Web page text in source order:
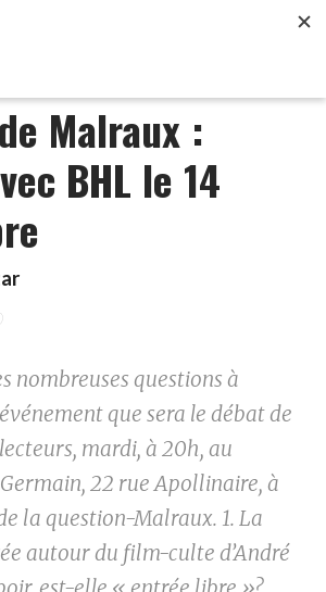
Malraux :
BHL le 14
nombreuses questions à
que sera le débat de
mardi, à 20h, au
22 rue Apollinaire, à
la question-Malraux. 1. La
autour du film-culte d’André